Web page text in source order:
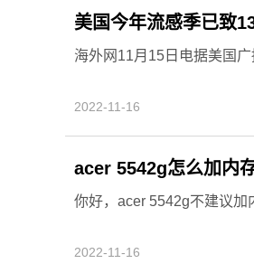
美国今年流感季已致
海外网11月15日电据美国
2022-11-16
acer 5542g怎么加内
你好，acer 5542g不建议加
2022-11-16